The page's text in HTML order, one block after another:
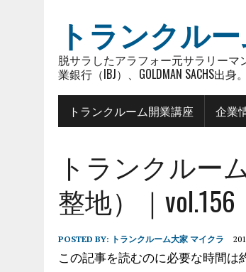
トランクル
脱サラしたアラフォー元サラリー
業銀行（IBJ）、GOLDMAN SACHS出身。
トランクルーム開業講座 企業
トランクルー
整地）｜vol.156
POSTED BY: トランクルーム大家 マイクラ
この記事を読むのに必要な時間は